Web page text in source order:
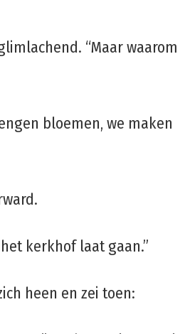
“Maar waarom
bloemen, we maken
kerkhof laat gaan.”
heen en zei toen: